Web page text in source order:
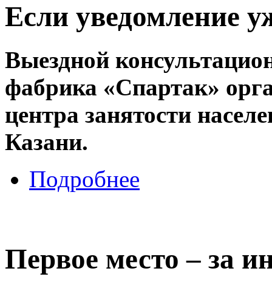
Если уведомление
Выездной
фабрика «Спартак»
центра занятости
Казани.
Подробнее
Первое место – за